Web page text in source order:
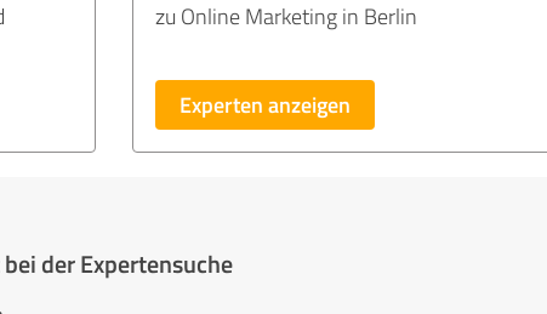
zu Online Marketing in Berlin
Experten anzeigen
der Expertensuche